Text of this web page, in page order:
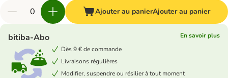
Ajouter au panierAjouter au panier
bitiba-Abo
En savoir plus
Dès 9 € de commande
Livraisons régulières
Modifier, suspendre ou résilier à tout moment